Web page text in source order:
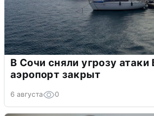
В Сочи сняли угрозу
аэропорт закрыт
6 августа 0